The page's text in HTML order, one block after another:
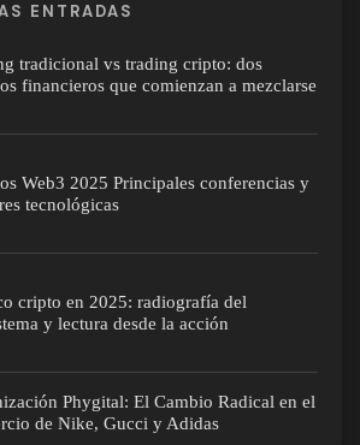
ENTRADAS
tradicional vs trading cripto: dos
financieros que comienzan a mezclarse
Web3 2025 Principales conferencias y
tecnológicas
cripto en 2025: radiografía del
y lectura desde la acción
Phygital: El Cambio Radical en el
de Nike, Gucci y Adidas